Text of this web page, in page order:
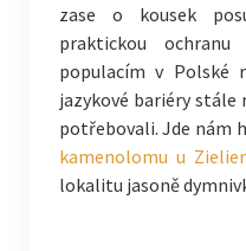
zase o kousek
praktickou
populacím v Polské
jazykové bariéry stále
potřebovali. Jde nám
kamenolomu u
lokalitu jasoně